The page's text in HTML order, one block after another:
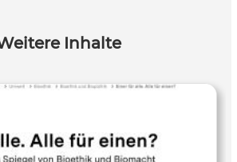
Inhalte